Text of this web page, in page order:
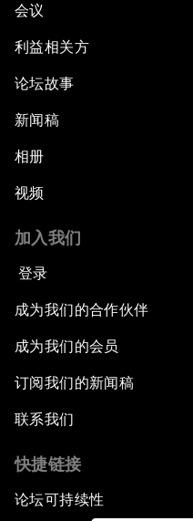
会议
利益相关方
论坛故事
新闻稿
相册
视频
加入我们
登录
成为我们的合作伙伴
成为我们的会员
订阅我们的新闻稿
联系我们
快捷链接
论坛可持续性